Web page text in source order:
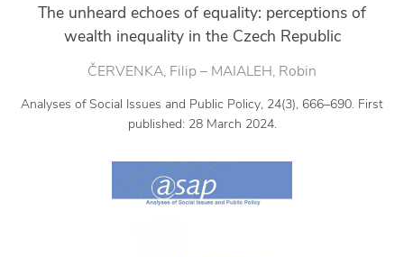
The unheard echoes of equality: perceptions of
wealth inequality in the Czech Republic
ČERVENKA, Filip – MAIALEH, Robin
Analyses of Social Issues and Public Policy, 24(3), 666–690. First
published: 28 March 2024.